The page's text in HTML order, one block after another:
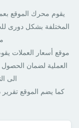
يقوم محرك الموقع
المختلفة بشكل دورى
موقع أسعار العملات
العملية لضمان
الى
كما يضم الموقع